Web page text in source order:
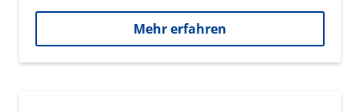
Mehr erfahren